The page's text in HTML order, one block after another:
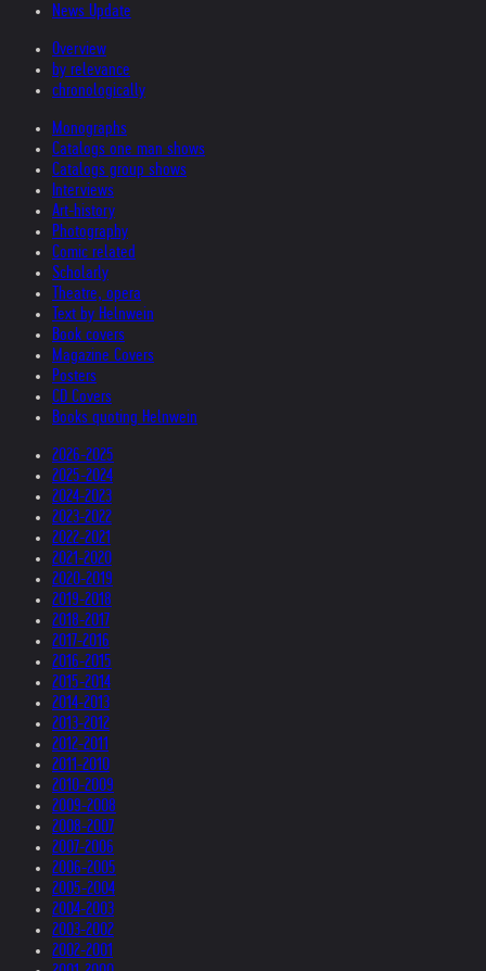
News Update
Overview
by relevance
chronologically
Monographs
Catalogs one man shows
Catalogs group shows
Interviews
Art-history
Photography
Comic related
Scholarly
Theatre, opera
Text by Helnwein
Book covers
Magazine Covers
Posters
CD Covers
Books quoting Helnwein
2026-2025
2025-2024
2024-2023
2023-2022
2022-2021
2021-2020
2020-2019
2019-2018
2018-2017
2017-2016
2016-2015
2015-2014
2014-2013
2013-2012
2012-2011
2011-2010
2010-2009
2009-2008
2008-2007
2007-2006
2006-2005
2005-2004
2004-2003
2003-2002
2002-2001